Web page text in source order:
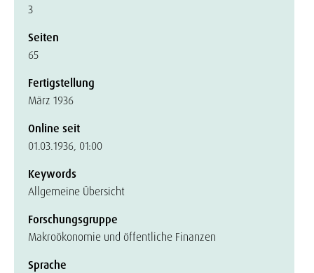
3
Seiten
65
Fertigstellung
März 1936
Online seit
01.03.1936, 01:00
Keywords
Allgemeine Übersicht
Forschungsgruppe
Makroökonomie und öffentliche Finanzen
Sprache